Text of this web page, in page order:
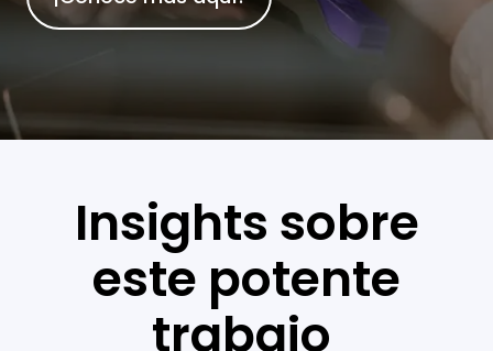
Insights sobre
este potente
trabajo